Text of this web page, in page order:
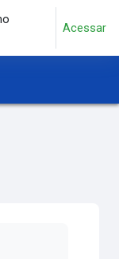
Acessar